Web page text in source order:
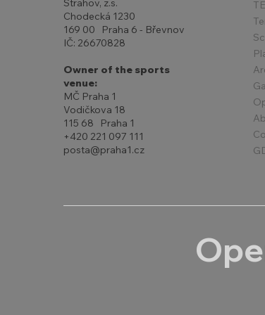
Strahov, z.s.
Chodecká 1230
169 00 Praha 6 - Břevnov
IČ: 26670828
Owner of the sports
venue:
MČ Praha 1
Vodičkova 18
115 68 Praha 1
+420 221 097 111
posta@praha1.cz